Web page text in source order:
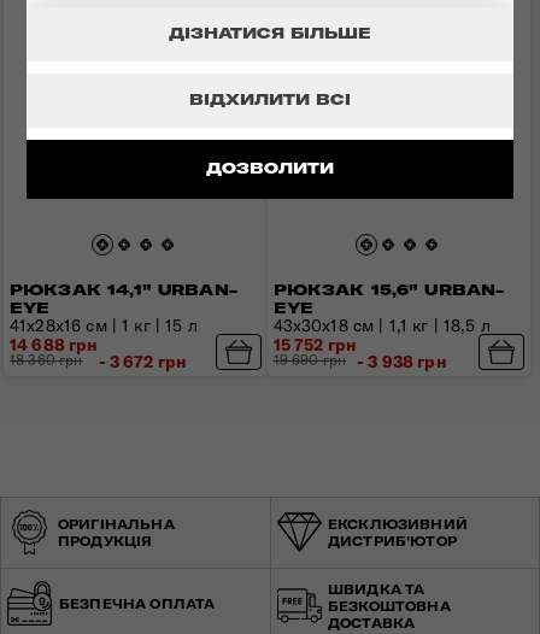
ДОЗВОЛИТИ
ВІДХИЛИТИ ВСІ
ДІЗНАТИСЯ БІЛЬШЕ
РЮКЗАК 14,1" URBAN-
EYE
41x28x16 см | 1 кг | 15 л
14 688 грн
18 360 грн - 3 672 грн
РЮКЗАК 15,6" URBAN-
EYE
43x30x18 см | 1,1 кг | 18,5 л
15 752 грн
19 690 грн - 3 938 грн
ОРИГІНАЛЬНА
ПРОДУКЦІЯ
ЕКСКЛЮЗИВНИЙ
ДИСТРИБ'ЮТОР
БЕЗПЕЧНА ОПЛАТА
ШВИДКА ТА
БЕЗКОШТОВНА
ДОСТАВКА